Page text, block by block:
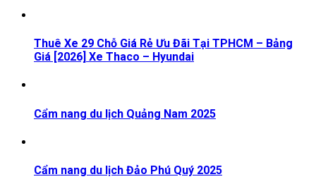
Thuê Xe 29 Chỗ Giá Rẻ Ưu Đãi Tại TPHCM – Bảng
Giá [2026] Xe Thaco – Hyundai
Cẩm nang du lịch Quảng Nam 2025
Cẩm nang du lịch Đảo Phú Quý 2025